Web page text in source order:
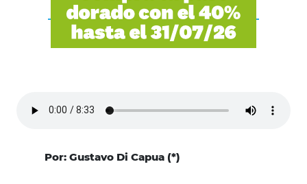
Por: Gustavo Di Capua (*)